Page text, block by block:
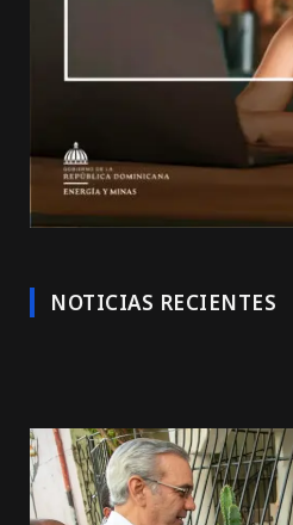
NOTICIAS RECIENTES